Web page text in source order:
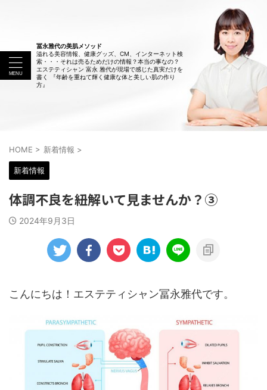
冨永雅代の美肌メソッド
溢れる美容情報、健康グッズ、CM、インターネット検
索・・・それは売るためだけの情報？本当の事なの？
エステティシャン 富永 雅代が現場で感じた真実だけを
書く 『年齢を重ねて輝く健康な体と美しい肌の作り
方』
HOME > 新着情報 >
新着情報
体調不良を紐解いて見ませんか？③
2024年9月3日
こんにちは！エステティシャン冨永雅代です。